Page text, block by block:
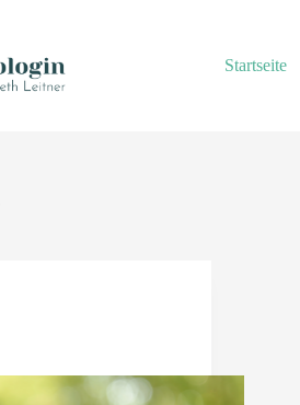
Startseite